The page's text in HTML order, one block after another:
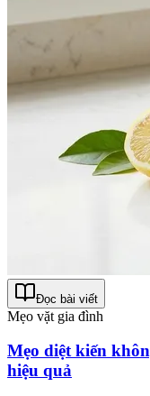
Đọc bài viết
Mẹo vặt gia đình
Mẹo diệt kiến
hiệu quả